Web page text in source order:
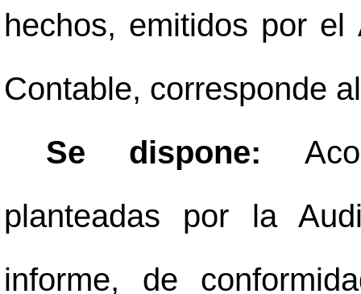
hechos, emitidos por el
Contable, corresponde
Se dispone:
planteadas por la
informe, de